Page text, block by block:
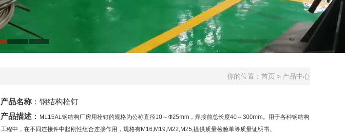
你的位置： 首页 > 产品中心
产品名称 ： 钢结构栓钉
产品描述 ：
ML15AL钢结构厂房用栓钉的规格为公称直径10～Ф25mm，焊接前总长度40～300mm。用于各种钢结构
工程中，在不同连接件中起刚性组合连接作用，规格有M16,M19,M22,M25,提供质量检验单等质量证明书。